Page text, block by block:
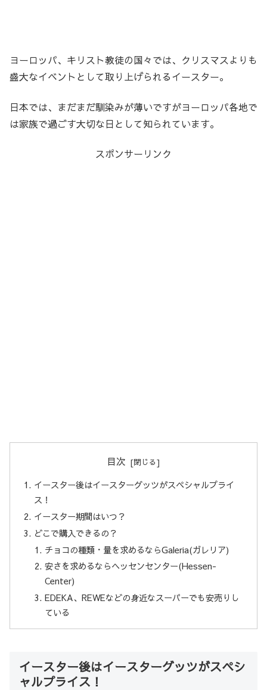
ヨーロッパ、キリスト教徒の国々では、クリスマスよりも
盛大なイベントとして取り上げられるイースター。
日本では、まだまだ馴染みが薄いですがヨーロッパ各地で
は家族で過ごす大切な日として知られています。
スポンサーリンク
目次
イースター後はイースターグッツがスペシャルプライ
ス！
イースター期間はいつ？
どこで購入できるの？
チョコの種類・量を求めるならGaleria(ガレリア)
安さを求めるならヘッセンセンター(Hessen-
Center)
EDEKA、REWEなどの身近なスーパーでも安売りし
ている
イースター後はイースターグッツがスペシ
ャルプライス！